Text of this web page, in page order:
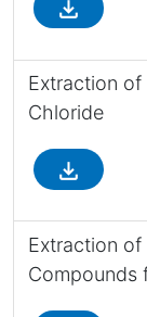
file_download
Extraction
Chloride
file_download
Extraction of
Compounds